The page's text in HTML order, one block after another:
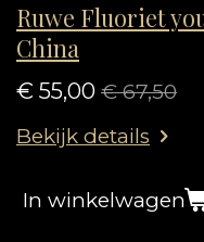
Ruwe Fluoriet
China
€ 55,00 € 67,50
Bekijk details
In winkelwagen